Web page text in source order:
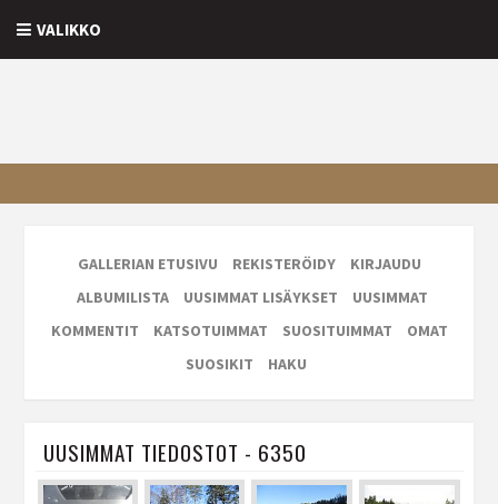
VALIKKO
GALLERIAN ETUSIVU REKISTERÖIDY
KIRJAUDU
ALBUMILISTA
UUSIMMAT LISÄYKSET
UUSIMMAT
KOMMENTIT
KATSOTUIMMAT SUOSITUIMMAT
OMAT
SUOSIKIT
HAKU
UUSIMMAT TIEDOSTOT - 6350